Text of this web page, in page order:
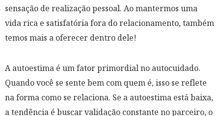
sensação de realização pessoal. Ao mantermos uma
vida rica e satisfatória fora do relacionamento, também
temos mais a oferecer dentro dele!
A autoestima é um fator primordial no autocuidado.
Quando você se sente bem com quem é, isso se reflete
na forma como se relaciona. Se a autoestima está baixa,
a tendência é buscar validação constante no parceiro, o